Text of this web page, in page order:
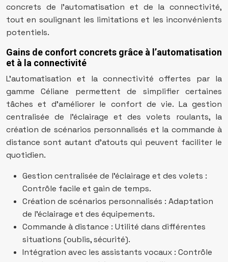
concrets de l’automatisation et de la connectivité,
tout en soulignant les limitations et les inconvénients
potentiels.
Gains de confort concrets grâce à l’automatisation
et à la connectivité
L’automatisation et la connectivité offertes par la
gamme Céliane permettent de simplifier certaines
tâches et d’améliorer le confort de vie. La gestion
centralisée de l’éclairage et des volets roulants, la
création de scénarios personnalisés et la commande à
distance sont autant d’atouts qui peuvent faciliter le
quotidien.
Gestion centralisée de l’éclairage et des volets :
Contrôle facile et gain de temps.
Création de scénarios personnalisés : Adaptation
de l’éclairage et des équipements.
Commande à distance : Utilité dans différentes
situations (oublis, sécurité).
Intégration avec les assistants vocaux : Contrôle